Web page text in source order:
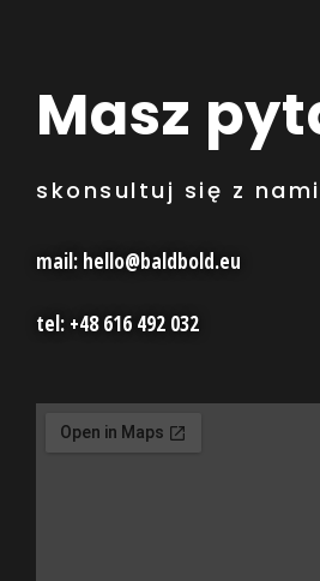
Masz
skonsultuj się z
mail: hello@baldbold.eu
tel: +48 616 492 032